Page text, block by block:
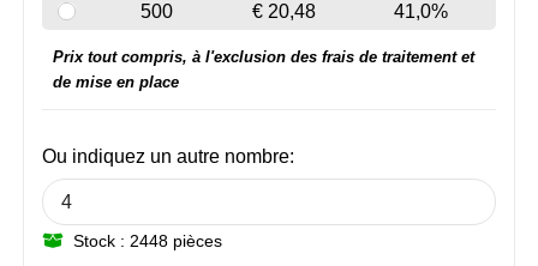
Mentos
Mepal
Moleskine
NoStress
500
€ 20,48 41,0%
Ou indiquez un autre nombre:
Stock : 2448 pièces
Prix tout compris, à l'exclusion des frais de traitement et
de mise en place